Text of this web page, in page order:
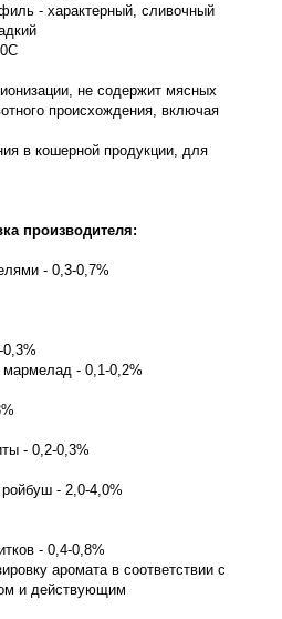
- характерный, сливочный
не содержит мясных
происхождения, включая
в кошерной продукции, для
производителя:
- 0,3-0,7%
- 0,1-0,2%
- 0,2-0,3%
- 2,0-4,0%
- 0,4-0,8%
аромата в соответствии с
и действующим